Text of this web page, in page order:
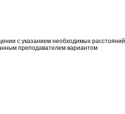
с указанием необходимых расстояний.
преподавателем вариантом